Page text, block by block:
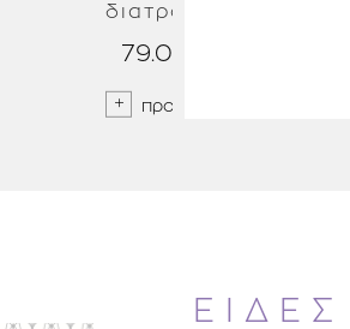
διατροφής
79.00 €
προσθήκη
ΕΙΔΕΣ